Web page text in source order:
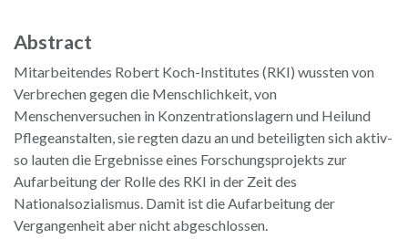
Abstract
Mitarbeitendes Robert Koch-Institutes (RKI) wussten von
Verbrechen gegen die Menschlichkeit, von
Menschenversuchen in Konzentrationslagern und Heilund
Pflegeanstalten, sie regten dazu an und beteiligten sich aktiv-
so lauten die Ergebnisse eines Forschungsprojekts zur
Aufarbeitung der Rolle des RKI in der Zeit des
Nationalsozialismus. Damit ist die Aufarbeitung der
Vergangenheit aber nicht abgeschlossen.